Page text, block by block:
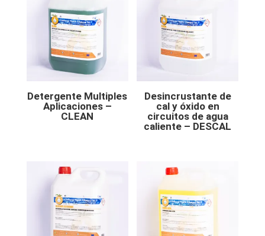
Detergente Multiples
Aplicaciones –
CLEAN
Desincrustante de
cal y óxido en
circuitos de agua
caliente – DESCAL